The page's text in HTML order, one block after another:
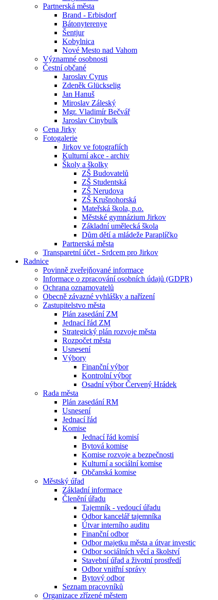
Partnerská města
Brand - Erbisdorf
Bátonyterenye
Šentjur
Kobylnica
Nové Mesto nad Vahom
Významné osobnosti
Čestní občané
Jaroslav Cyrus
Zdeněk Glückselig
Jan Hanuš
Miroslav Záleský
Mgr. Vladimír Bečvář
Jaroslav Cinybulk
Cena Jirky
Fotogalerie
Jirkov ve fotografiích
Kulturní akce - archiv
Školy a školky
ZŠ Budovatelů
ZŠ Studentská
ZŠ Nerudova
ZŠ Krušnohorská
Mateřská škola, p.o.
Městské gymnázium Jirkov
Základní umělecká škola
Dům dětí a mládeže Paraplíčko
Partnerská města
Transparetní účet - Srdcem pro Jirkov
Radnice
Povinně zveřejňované informace
Informace o zpracování osobních údajů (GDPR)
Ochrana oznamovatelů
Obecně závazné vyhlášky a nařízení
Zastupitelstvo města
Plán zasedání ZM
Jednací řád ZM
Strategický plán rozvoje města
Rozpočet města
Usnesení
Výbory
Finanční výbor
Kontrolní výbor
Osadní výbor Červený Hrádek
Rada města
Plán zasedání RM
Usnesení
Jednací řád
Komise
Jednací řád komisí
Bytová komise
Komise rozvoje a bezpečnosti
Kulturní a sociální komise
Občanská komise
Městský úřad
Základní informace
Členění úřadu
Tajemník - vedoucí úřadu
Odbor kancelář tajemníka
Útvar interního auditu
Finanční odbor
Odbor majetku města a útvar investic
Odbor sociálních věcí a školství
Stavební úřad a životní prostředí
Odbor vnitřní správy
Bytový odbor
Seznam pracovníků
Organizace zřízené městem